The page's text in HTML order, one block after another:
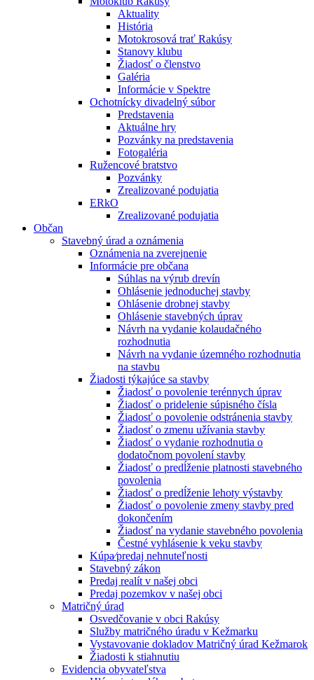
Aktuality
História
Motokrosová trať Rakúsy
Stanovy klubu
Žiadosť o členstvo
Galéria
Informácie v Spektre
Ochotnícky divadelný súbor
Predstavenia
Aktuálne hry
Pozvánky na predstavenia
Fotogaléria
Ružencové bratstvo
Pozvánky
Zrealizované podujatia
ERkO
Zrealizované podujatia
Občan
Stavebný úrad a oznámenia
Oznámenia na zverejnenie
Informácie pre občana
Súhlas na výrub drevín
Ohlásenie jednoduchej stavby
Ohlásenie drobnej stavby
Ohlásenie stavebných úprav
Návrh na vydanie kolaudačného
rozhodnutia
Návrh na vydanie územného rozhodnutia
na stavbu
Žiadosti týkajúce sa stavby
Žiadosť o povolenie terénnych úprav
Žiadosť o pridelenie súpisného čísla
Žiadosť o povolenie odstránenia stavby
Žiadosť o zmenu užívania stavby
Žiadosť o vydanie rozhodnutia o
dodatočnom povolení stavby
Žiadosť o predĺženie platnosti stavebného
povolenia
Žiadosť o predĺženie lehoty výstavby
Žiadosť o povolenie zmeny stavby pred
dokončením
Žiadosť na vydanie stavebného povolenia
Čestné vyhlásenie k veku stavby
Kúpa⁄predaj nehnuteľnosti
Stavebný zákon
Predaj realít v našej obci
Predaj pozemkov v našej obci
Matričný úrad
Osvedčovanie v obci Rakúsy
Služby matričného úradu v Kežmarku
Vystavovanie dokladov Matričný úrad Kežmarok
Žiadosti k stiahnutiu
Evidencia obyvateľstva